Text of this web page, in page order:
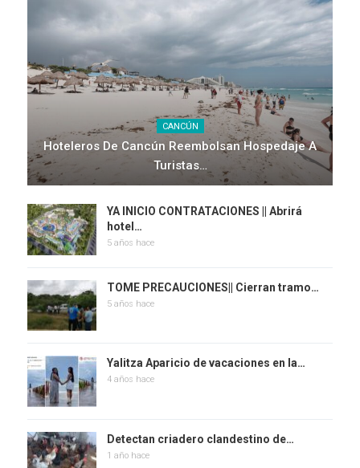
CANCÚN
Hoteleros De Cancún Reembolsan Hospedaje A
Turistas…
YA INICIO CONTRATACIONES || Abrirá
hotel…
5 años hace
TOME PRECAUCIONES|| Cierran tramo…
5 años hace
Yalitza Aparicio de vacaciones en la…
4 años hace
Detectan criadero clandestino de…
1 año hace